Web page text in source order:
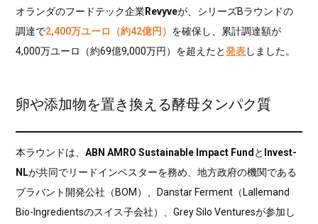
オランダのフードテック企業Revyveが、シリーズBラウンドの
調達で2,400万ユーロ（約42億円） を確保し、累計調達額が
4,000万ユーロ（約69億9,000万円）を超えたと発表しました。
卵や添加物を置き換える酵母タンパク質
本ラウンドは、ABN AMRO Sustainable Impact Fund と Invest-
NLが共同でリードインベスターを務め、地方政府の機関である
ブラバント開発公社（BOM）、Danstar Ferment（Lallemand
Bio-Ingredientsのスイス子会社）、Grey Silo Venturesが参加し